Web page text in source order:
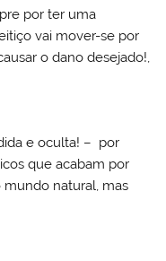
por ter uma
vai mover-se por
o dano desejado!,
e oculta! – por
que acabam por
natural, mas